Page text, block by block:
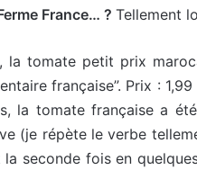
France… ? Tellement
la tomate petit prix
française”. Prix :
la tomate française a
(je répète le verbe
seconde fois en